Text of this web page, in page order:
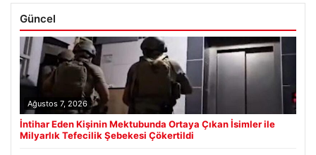
Güncel
Ağustos 7, 2026
İntihar Eden Kişinin Mektubunda Ortaya Çıkan İsimler ile
Milyarlık Tefecilik Şebekesi Çökertildi